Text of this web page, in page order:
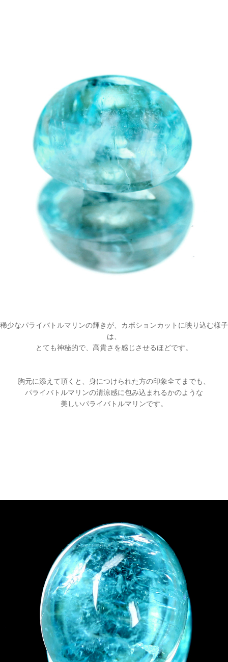
稀少なパライバトルマリンの輝きが、カボションカットに映り込む様子
は、
とても神秘的で、高貴さを感じさせるほどです。
胸元に添えて頂くと、身につけられた方の印象全てまでも、
パライバトルマリンの清涼感に包み込まれるかのような
美しいパライバトルマリンです。